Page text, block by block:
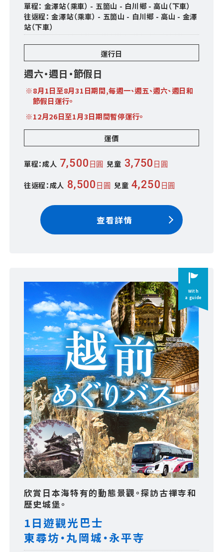
單程： 金澤站（乘車） - 五箇山 - 白川鄉 - 高山（下車）
往返程： 金澤站（乘車） - 五箇山 - 白川鄉 - 高山 - 金澤
站（下車）
運行日
週六・週日・節假日
※8月1日至8月31日期間,每週一、週五、週六、週日和
節假日運行。
※12月26日至1月3日期間暫停運行。
運價
單程：成人 7,500 日圓 兒童 3,750 日圓
往返程：成人 8,500 日圓 兒童 4,250 日圓
查看詳情
With
a guide
欣賞日本海特有的動態景觀。探訪古禪寺和
歷史城堡。
1日遊觀光巴士
東尋坊・丸岡城・永平寺